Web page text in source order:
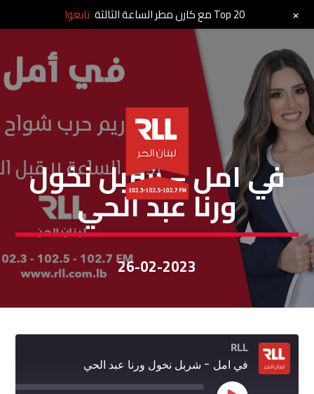
في أمل
في امل – شربل نخول
ورنا عبد الحي
26-02-2023
RLL
في امل - شربل نخول ورنا عبد الحي
Top 20 مع كارن مطر الساعة الثالثة تابعوا +